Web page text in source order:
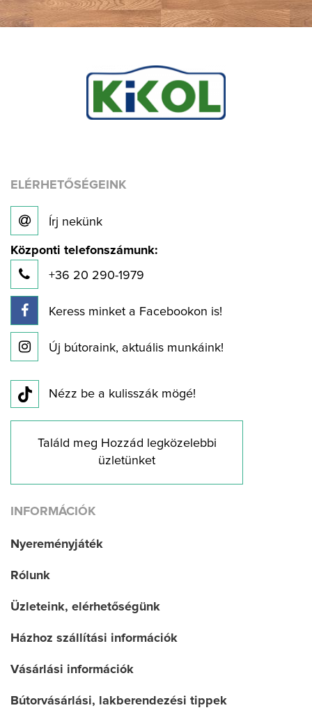
ELÉRHETŐSÉGEINK
Írj nekünk
Központi telefonszámunk:
+36 20 290-1979
Keress minket a Facebookon is!
Új bútoraink, aktuális munkáink!
Nézz be a kulisszák mögé!
Találd meg Hozzád legközelebbi
üzletünket
INFORMÁCIÓK
Nyereményjáték
Rólunk
Üzleteink, elérhetőségünk
Házhoz szállítási információk
Vásárlási információk
Bútorvásárlási, lakberendezési tippek